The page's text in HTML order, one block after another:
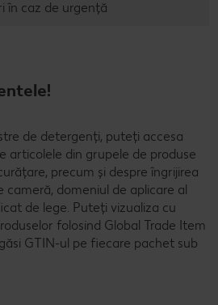
în caz de urgență
de detergenți, puteți accesa
articolele din grupele de produse
precum și despre îngrijirea
cameră, domeniul de aplicare al
de lege. Puteți vizualiza cu
folosind Global Trade Item
GTIN-ul pe fiecare pachet sub